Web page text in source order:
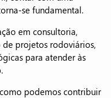
se fundamental.
em consultoria,
projetos rodoviários,
para atender às
podemos contribuir